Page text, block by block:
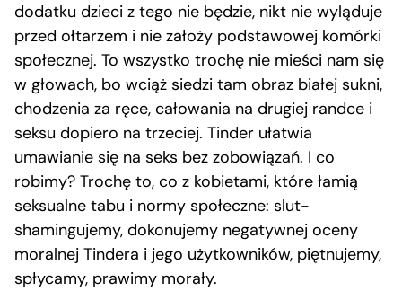
dodatku dzieci z tego nie będzie, nikt nie wyląduje
przed ołtarzem i nie założy podstawowej komórki
społecznej. To wszystko trochę nie mieści nam się
w głowach, bo wciąż siedzi tam obraz białej sukni,
chodzenia za ręce, całowania na drugiej randce i
seksu dopiero na trzeciej. Tinder ułatwia
umawianie się na seks bez zobowiązań. I co
robimy? Trochę to, co z kobietami, które łamią
seksualne tabu i normy społeczne: slut-
shamingujemy, dokonujemy negatywnej oceny
moralnej Tindera i jego użytkowników, piętnujemy,
spłycamy, prawimy morały.